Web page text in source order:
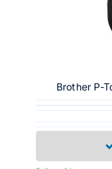
Brother P-